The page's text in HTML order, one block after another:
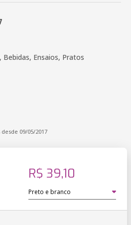
Bebidas, Ensaios, Pratos
09/05/2017
R$ 39,10